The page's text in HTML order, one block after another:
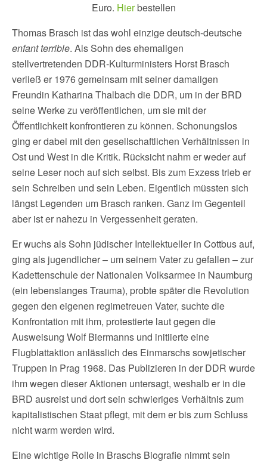
Euro. Hierbestellen
Thomas Brasch ist das wohl einzige deutsch-deutsche
enfant terrible. Als Sohn des ehemaligen
stellvertretenden DDR-Kulturministers Horst Brasch
verließ er 1976 gemeinsam mit seiner damaligen
Freundin Katharina Thalbach die DDR, um in der BRD
seine Werke zu veröffentlichen, um sie mit der
Öffentlichkeit konfrontieren zu können. Schonungslos
ging er dabei mit den gesellschaftlichen Verhältnissen in
Ost und West in die Kritik. Rücksicht nahm er weder auf
seine Leser noch auf sich selbst. Bis zum Exzess trieb er
sein Schreiben und sein Leben. Eigentlich müssten sich
längst Legenden um Brasch ranken. Ganz im Gegenteil
aber ist er nahezu in Vergessenheit geraten.
Er wuchs als Sohn jüdischer Intellektueller in Cottbus auf,
ging als jugendlicher – um seinem Vater zu gefallen – zur
Kadettenschule der Nationalen Volksarmee in Naumburg
(ein lebenslanges Trauma), probte später die Revolution
gegen den eigenen regimetreuen Vater, suchte die
Konfrontation mit ihm, protestierte laut gegen die
Ausweisung Wolf Biermanns und initiierte eine
Flugblattaktion anlässlich des Einmarschs sowjetischer
Truppen in Prag 1968. Das Publizieren in der DDR wurde
ihm wegen dieser Aktionen untersagt, weshalb er in die
BRD ausreist und dort sein schwieriges Verhältnis zum
kapitalistischen Staat pflegt, mit dem er bis zum Schluss
nicht warm werden wird.
Eine wichtige Rolle in Braschs Biografie nimmt sein